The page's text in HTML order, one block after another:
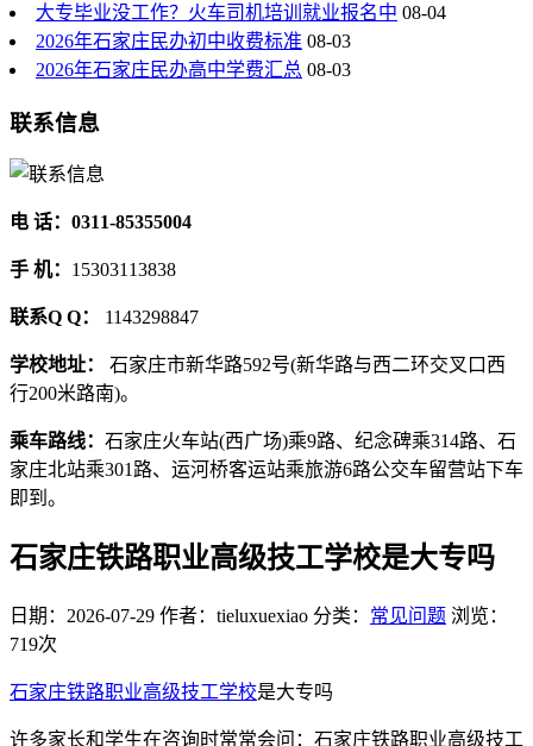
大专毕业没工作？火车司机培训就业报名中 08-04
2026年石家庄民办初中收费标准 08-03
2026年石家庄民办高中学费汇总 08-03
联系信息
电 话：0311-85355004
手 机： 15303113838
联系Q Q： 1143298847
学校地址： 石家庄市新华路592号(新华路与西二环交叉口西
行200米路南)。
乘车路线： 石家庄火车站(西广场)乘9路、纪念碑乘314路、石
家庄北站乘301路、运河桥客运站乘旅游6路公交车留营站下车
即到。
石家庄铁路职业高级技工学校是大专吗
日期：2026-07-29 作者：tieluxuexiao 分类： 常见问题 浏览：
719次
石家庄铁路职业高级技工学校是大专吗
许多家长和学生在咨询时常常会问：石家庄铁路职业高级技工